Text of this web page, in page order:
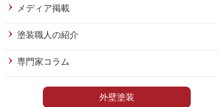
メディア掲載
塗装職人の紹介
専門家コラム
外壁塗装